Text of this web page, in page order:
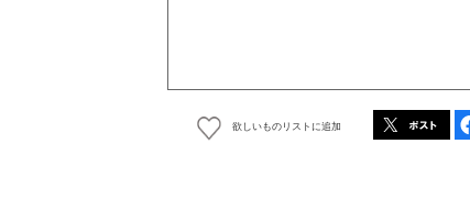
欲しいものリストに追加